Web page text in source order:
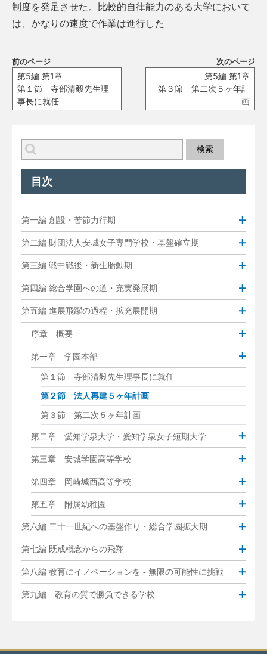
制度を発足させた。比較的自律能力のある大学において
は、かなりの速度で作業は進行した
前のページ
第5編 第1章
第１節 寺部清毅先生理
事長に就任
次のページ
第5編 第1章
第３節 第二次５ヶ年計
画
目次
第一編 創設・苦節力行期
第二編 財団法人安城女子専門学校・基盤確立期
第三編 戦中戦後・新生胎動期
第四編 総合学園への道・充実発展期
第五編 進展飛躍の過程・拡充展開期
序章 概要
第一章 学園本部
第１節 寺部清毅先生理事長に就任
第２節 法人再建５ヶ年計画
第３節 第二次５ヶ年計画
第二章 愛知学泉大学・愛知学泉女子短期大学
第三章 安城学園高等学校
第四章 岡崎城西高等学校
第五章 附属幼稚園
第六編 二十一世紀への基盤作り・総合学園拡大期
第七編 既成概念からの飛翔
第八編 教育にイノベーションを - 無限の可能性に挑戦
第九編 教育の質で勝負できる学校